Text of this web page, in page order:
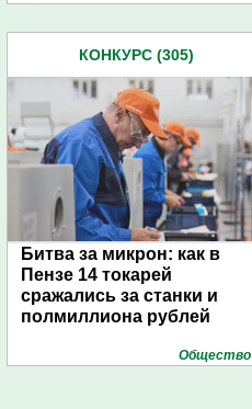
КОНКУРС (305)
Битва за микрон: как в
Пензе 14 токарей
сражались за станки и
полмиллиона рублей
Общество